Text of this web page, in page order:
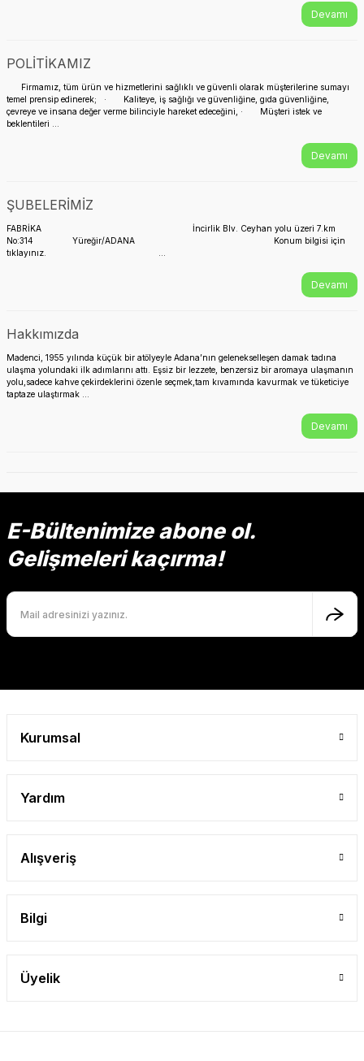
Devamı
POLİTİKAMIZ
Firmamız, tüm ürün ve hizmetlerini sağlıklı ve güvenli olarak müşterilerine sumayı
temel prensip edinerek; · Kaliteye, iş sağlığı ve güvenliğine, gıda güvenliğine,
çevreye ve insana değer verme bilinciyle hareket edeceğini, · Müşteri istek ve
beklentileri ...
Devamı
ŞUBELERİMİZ
FABRİKA İncirlik Blv. Ceyhan yolu üzeri 7.km
No:314 Yüreğir/ADANA Konum bilgisi için
tıklayınız. ...
Devamı
Hakkımızda
Madenci, 1955 yılında küçük bir atölyeyle Adana’nın gelenekselleşen damak tadına
ulaşma yolundaki ilk adımlarını attı. Eşsiz bir lezzete, benzersiz bir aromaya ulaşmanın
yolu,sadece kahve çekirdeklerini özenle seçmek,tam kıvamında kavurmak ve tüketiciye
taptaze ulaştırmak ...
Devamı
E-Bültenimize abone ol.
Gelişmeleri kaçırma!
Kurumsal
Yardım
Alışveriş
Bilgi
Üyelik